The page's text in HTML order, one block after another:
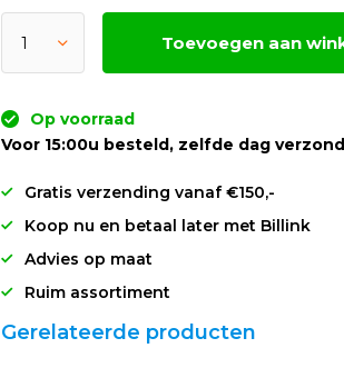
Toevoegen aan
Op voorraad
Voor 15:00u besteld, zelfde dag
Gratis verzending vanaf €150,-
Koop nu en betaal later met Billink
Advies op maat
Ruim assortiment
Gerelateerde producten